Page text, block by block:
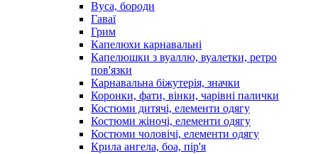
Вуса, бороди
Гаваї
Грим
Капелюхи карнавальні
Капелюшки з вуаллю, вуалетки, ретро
пов'язки
Карнавальна біжутерія, значки
Коронки, фати, вінки, чарівні палички
Костюми дитячі, елементи одягу
Костюми жіночі, елементи одягу
Костюми чоловічі, елементи одягу
Крила ангела, боа, пір'я